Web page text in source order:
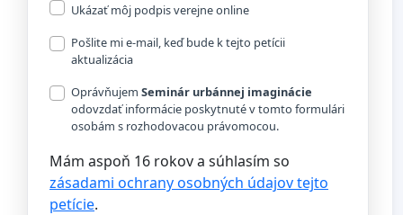
Ukázať môj podpis verejne online
Pošlite mi e-mail, keď bude k tejto petícii
aktualizácia
Oprávňujem Seminár urbánnej imaginácie
odovzdať informácie poskytnuté v tomto formulári
osobám s rozhodovacou právomocou.
Mám aspoň 16 rokov a súhlasím so
zásadami ochrany osobných údajov tejto
petície.